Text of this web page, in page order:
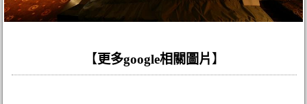
【更多google相關圖片 】